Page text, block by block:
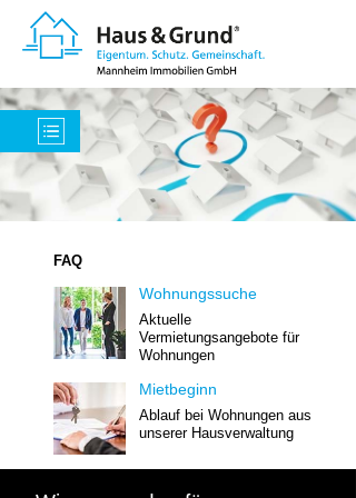
FAQ
Wohnungssuche
Aktuelle
Vermietungsangebote für
Wohnungen
Mietbeginn
Ablauf bei Wohnungen aus
unserer Hausverwaltung